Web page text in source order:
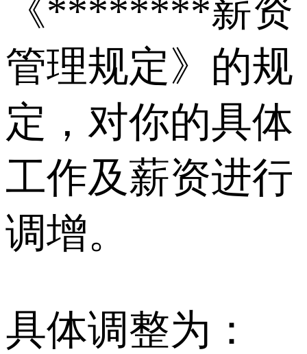
《********薪资
管理规定》的规
定，对你的具体
工作及薪资进行
调增。
具体调整为：